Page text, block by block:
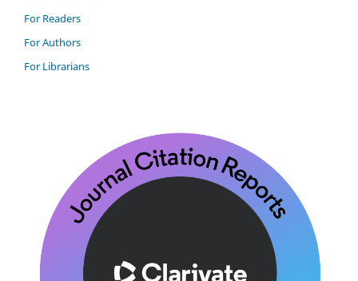
For Readers
For Authors
For Librarians